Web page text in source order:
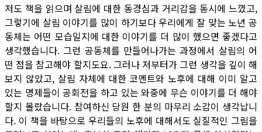
저도 책을 읽으며 살림에 대한 동경심과 거리감을 동시에 느꼈고,
그렇기에 살림 이야기를 많이 하기보다 우리에게 잘 맞는 노년 공
동체는 어떤 모습일지에 대한 이야기를 더 많이 했으면 좋겠다고
생각했습니다. 그런 공동체를 만들어나가는 과정에서 살림의 어
떤 점을 참고해야 할지도요. 그러나 저부터가 그런 생각을 깊이 해
보지 않았고, 살림 자체에 대한 코멘트와 노후에 대해 이미 알고
있는 명제들이 공회전을 하고 있는 와중에 무슨 이야기를 더 해야
할지 몰랐습니다. 참여하신 당원 한 분의 마무리 소감이 생각납니
다. 이 책을 바탕으로 우리들의 노후에 대해서도 실질적인 그림을